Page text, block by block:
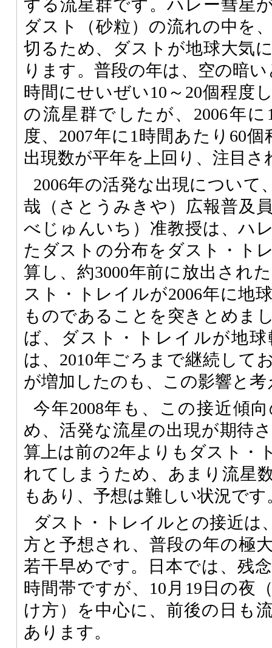
する流星群です。ハレー彗星
ダスト（砂粒）の流れの中を
切るため、ダストが地球大気
ります。普段の年は、空の暗
時間にせいぜい10～20個程度
の流星群でしたが、2006年
度、2007年に1時間あたり60
出現数が平年を上回り、注目さ
2006年の活発な出現について
哉（さとうみきや）広報普及
べじゅんいち）准教授は、ハ
たダストの分布をダスト・ト
算し、約3000年前に放出され
スト・トレイルが2006年に地
ものであることを突きとめま
ば、ダスト・トレイルが地
は、2010年ごろまで継続して
が増加したのも、この影響と
今年2008年も、この接近傾
め、活発な流星の出現が期待
算上は前の2年よりもダスト・
れてしまうため、あまり流星
もあり、予想は難しい状況です
ダスト・トレイルとの接近は
方と予想され、普段の年の極
若干早めです。日本では、残
時間帯ですが、10月19日の夜
け方）を中心に、前後の日も
あります。